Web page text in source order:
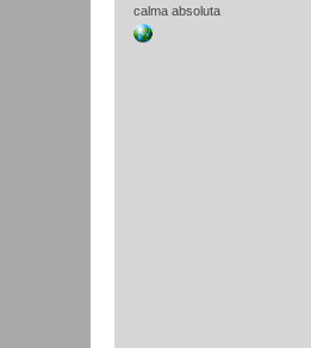
calma absoluta